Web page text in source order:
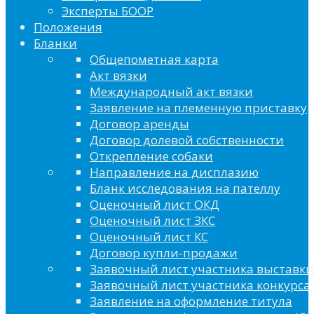
Эксперты БООР
Положения
Бланки
Общепометная карта
Акт вязки
Международный акт вязки
Заявление на племенную приставку
Договор аренды
Договор долевой собственности
Открепление собаки
Направление на дисплазию
Бланк исследования на пателлу
Оценочный лист ОКД
Оценочный лист ЗКС
Оценочный лист КС
Договор купли-продажи
Заявочный лист участника выставки
Заявочный лист участника конкурса
Заявление на оформление титула